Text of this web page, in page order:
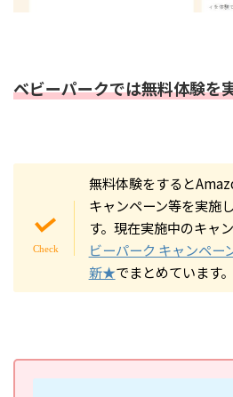
ベビーパークでは無料体験を
無料体験をすると
キャンペーン等を実施
す。現在実施中のキャ
ビーパーク キャンペ
新★でまとめています